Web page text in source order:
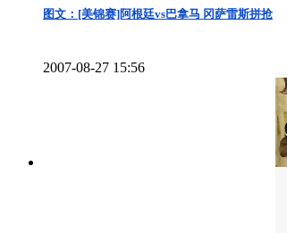
图文：[美锦赛]阿根廷vs巴拿马 冈萨雷斯拼抢
2007-08-27 15:56